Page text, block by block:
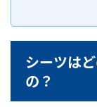
シーツは
の？